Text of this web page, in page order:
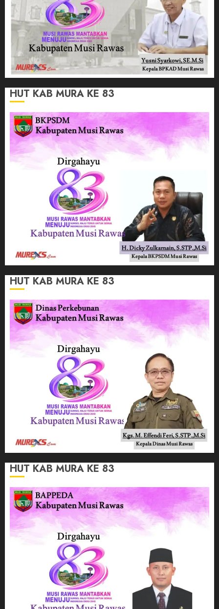
HUT KAB MURA KE 83
HUT KAB MURA KE 83
HUT KAB MURA KE 83